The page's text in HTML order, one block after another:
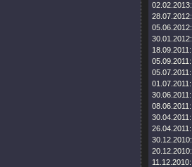
02.02.2013:
28.07.2012:
05.06.2012:
30.01.2012:
18.09.2011:
05.09.2011:
05.07.2011:
01.07.2011:
30.06.2011:
08.06.2011:
30.04.2011:
26.04.2011:
30.12.2010:
20.12.2010:
11.12.2010: